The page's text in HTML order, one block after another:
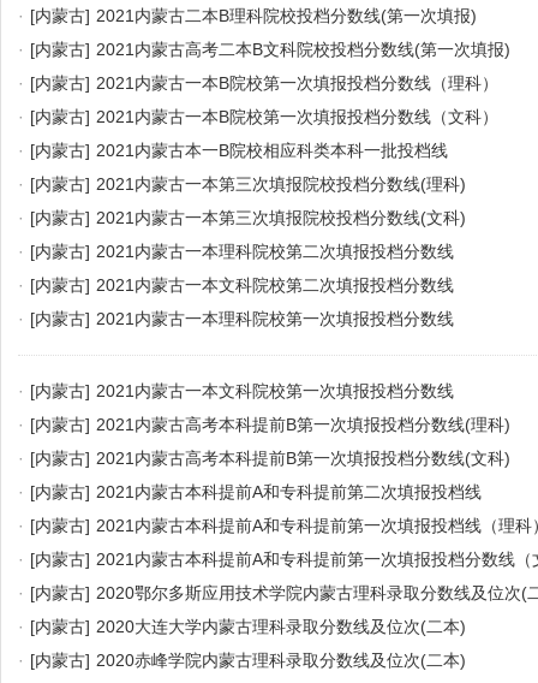
· [内蒙古] 2021内蒙古二本B理科院校投档分数线(第一次填报)
· [内蒙古] 2021内蒙古高考二本B文科院校投档分数线(第一次填报)
· [内蒙古] 2021内蒙古一本B院校第一次填报投档分数线（理科）
· [内蒙古] 2021内蒙古一本B院校第一次填报投档分数线（文科）
· [内蒙古] 2021内蒙古本一B院校相应科类本科一批投档线
· [内蒙古] 2021内蒙古一本第三次填报院校投档分数线(理科)
· [内蒙古] 2021内蒙古一本第三次填报院校投档分数线(文科)
· [内蒙古] 2021内蒙古一本理科院校第二次填报投档分数线
· [内蒙古] 2021内蒙古一本文科院校第二次填报投档分数线
· [内蒙古] 2021内蒙古一本理科院校第一次填报投档分数线
· [内蒙古] 2021内蒙古一本文科院校第一次填报投档分数线
· [内蒙古] 2021内蒙古高考本科提前B第一次填报投档分数线(理科)
· [内蒙古] 2021内蒙古高考本科提前B第一次填报投档分数线(文科)
· [内蒙古] 2021内蒙古本科提前A和专科提前第二次填报投档线
· [内蒙古] 2021内蒙古本科提前A和专科提前第一次填报投档线（理科
· [内蒙古] 2021内蒙古本科提前A和专科提前第一次填报投档分数线（
· [内蒙古] 2020鄂尔多斯应用技术学院内蒙古理科录取分数线及位次(
· [内蒙古] 2020大连大学内蒙古理科录取分数线及位次(二本)
· [内蒙古] 2020赤峰学院内蒙古理科录取分数线及位次(二本)